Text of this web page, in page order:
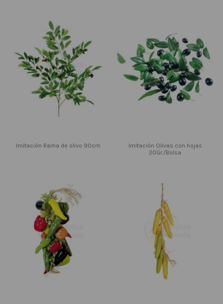
Imitación Rama de olivo 90cm
Imitación Olivas con hojas
20Gr./Bolsa